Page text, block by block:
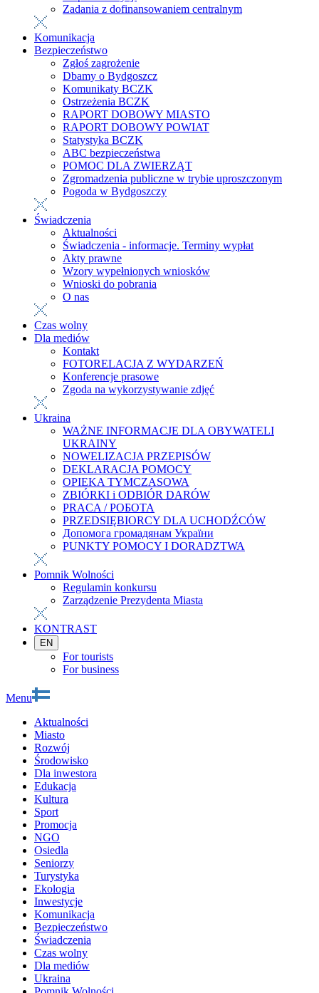
Zadania z dofinansowaniem centralnym
Komunikacja
Bezpieczeństwo
Zgłoś zagrożenie
Dbamy o Bydgoszcz
Komunikaty BCZK
Ostrzeżenia BCZK
RAPORT DOBOWY MIASTO
RAPORT DOBOWY POWIAT
Statystyka BCZK
ABC bezpieczeństwa
POMOC DLA ZWIERZĄT
Zgromadzenia publiczne w trybie uproszczonym
Pogoda w Bydgoszczy
Świadczenia
Aktualności
Świadczenia - informacje. Terminy wypłat
Akty prawne
Wzory wypełnionych wniosków
Wnioski do pobrania
O nas
Czas wolny
Dla mediów
Kontakt
FOTORELACJA Z WYDARZEŃ
Konferencje prasowe
Zgoda na wykorzystywanie zdjęć
Ukraina
WAŻNE INFORMACJE DLA OBYWATELI
UKRAINY
NOWELIZACJA PRZEPISÓW
DEKLARACJA POMOCY
OPIEKA TYMCZASOWA
ZBIÓRKI i ODBIÓR DARÓW
PRACA / РОБОТА
PRZEDSIĘBIORCY DLA UCHODŹCÓW
Допомога громадянам України
PUNKTY POMOCY I DORADZTWA
Pomnik Wolności
Regulamin konkursu
Zarządzenie Prezydenta Miasta
KONTRAST
EN
For tourists
For business
Menu
Aktualności
Miasto
Rozwój
Środowisko
Dla inwestora
Edukacja
Kultura
Sport
Promocja
NGO
Osiedla
Seniorzy
Turystyka
Ekologia
Inwestycje
Komunikacja
Bezpieczeństwo
Świadczenia
Czas wolny
Dla mediów
Ukraina